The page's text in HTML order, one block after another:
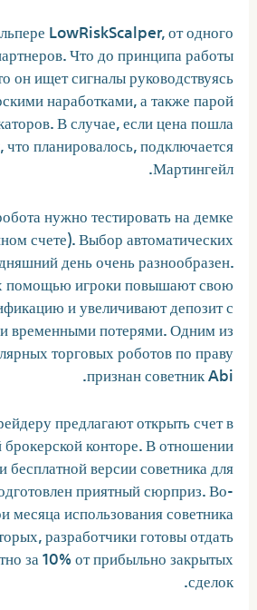
LowRiskScalper, от одного
Что до принципа работы
он ищет сигналы руководствуясь
наработками, а также парой
В случае, если цена пошла
планировалось, подключается
Мартингейл.
нужно тестировать на демке
счете). Выбор автоматических
день очень разнообразен.
помощью игроки повышают свою
и увеличивают депозит с
временными потерями. Одним из
торговых роботов по праву
признан советник Abi.
предлагают открыть счет в
конторе. В отношении
бесплатной версии советника для
приятный сюрприз. Во-
месяца использования советника
разработчики готовы отдать
за 10% от прибыльно закрытых
сделок.